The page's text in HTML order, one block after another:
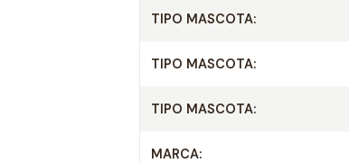
TIPO MASCOTA:
TIPO MASCOTA:
TIPO MASCOTA:
MARCA: